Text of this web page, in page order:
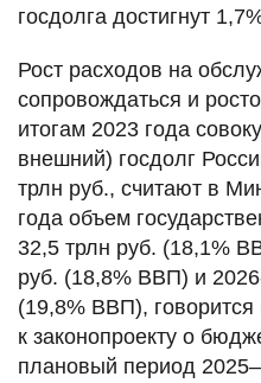
госдолга достигнут
Рост расходов на
сопровождаться и
итогам 2023 года
внешний) госдолг
трлн руб., считают в
года объем
32,5 трлн руб. (18,1%
руб. (18,8% ВВП) и
(19,8% ВВП), говорится
к законопроекту о
плановый период